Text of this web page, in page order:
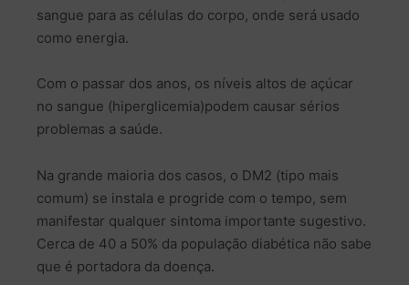
sangue para as células do corpo, onde será usado
como energia.
Com o passar dos anos, os níveis altos de açúcar
no sangue (hiperglicemia)podem causar sérios
problemas a saúde.
Na grande maioria dos casos, o DM2 (tipo mais
comum) se instala e progride com o tempo, sem
manifestar qualquer sintoma importante sugestivo.
Cerca de 40 a 50% da população diabética não sabe
que é portadora da doença.